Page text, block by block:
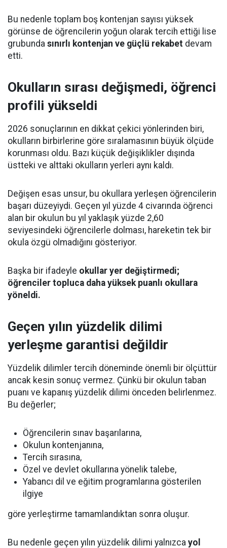
Bu nedenle toplam boş kontenjan sayısı yüksek
görünse de öğrencilerin yoğun olarak tercih ettiği lise
grubunda sınırlı kontenjan ve güçlü rekabet devam
etti.
Okulların sırası değişmedi, öğrenci
profili yükseldi
2026 sonuçlarının en dikkat çekici yönlerinden biri,
okulların birbirlerine göre sıralamasının büyük ölçüde
korunması oldu. Bazı küçük değişiklikler dışında
üstteki ve alttaki okulların yerleri aynı kaldı.
Değişen esas unsur, bu okullara yerleşen öğrencilerin
başarı düzeyiydi. Geçen yıl yüzde 4 civarında öğrenci
alan bir okulun bu yıl yaklaşık yüzde 2,60
seviyesindeki öğrencilerle dolması, hareketin tek bir
okula özgü olmadığını gösteriyor.
Başka bir ifadeyle okullar yer değiştirmedi;
öğrenciler topluca daha yüksek puanlı okullara
yöneldi.
Geçen yılın yüzdelik dilimi
yerleşme garantisi değildir
Yüzdelik dilimler tercih döneminde önemli bir ölçüttür
ancak kesin sonuç vermez. Çünkü bir okulun taban
puanı ve kapanış yüzdelik dilimi önceden belirlenmez.
Bu değerler;
Öğrencilerin sınav başarılarına,
Okulun kontenjanına,
Tercih sırasına,
Özel ve devlet okullarına yönelik talebe,
Yabancı dil ve eğitim programlarına gösterilen
ilgiye
göre yerleştirme tamamlandıktan sonra oluşur.
Bu nedenle geçen yılın yüzdelik dilimi yalnızca yol